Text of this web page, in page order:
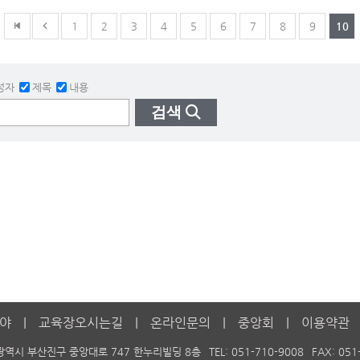
1 2 3 4 5 6 7 8 9 10
자 제목 내용
검색
교육장오시는길 온라인문의 중앙회 이용약관
역시 부산진구 중앙대로 747 한누리빌딩 8층 TEL: 051-710-9008 FAX: